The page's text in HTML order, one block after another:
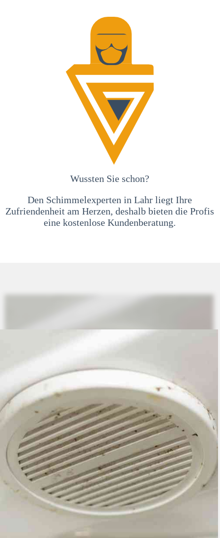
Wussten Sie schon?
Den Schimmelexperten in Lahr liegt Ihre
Zufriendenheit am Herzen, deshalb bieten die Profis
eine kostenlose Kundenberatung.